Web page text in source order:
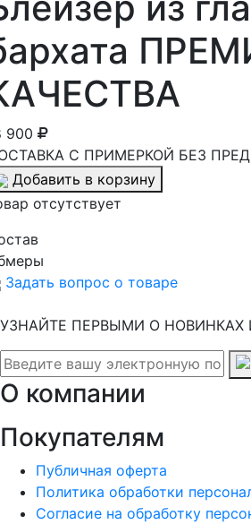
900
С ПРИМЕРКОЙ БЕЗ
Добавить в корзину
отсутствует
Задать вопрос о товаре
УЗНАЙТЕ ПЕРВЫМИ О НОВИНКАХ
О компании
Покупателям
Публичная оферта
Политика обработки
Согласие на обработку